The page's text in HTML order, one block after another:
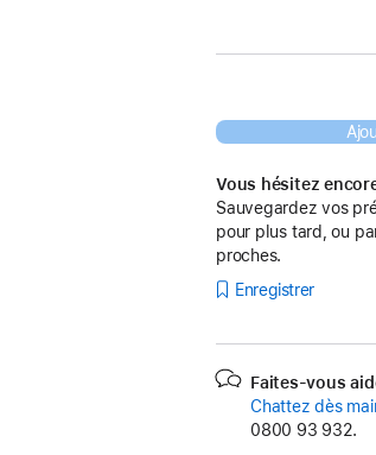
Vous hésitez
Sauvegardez vos
pour plus tard, ou
proches.
Enregistrer
Faites-vous
Chattez dès
0800 93 932.